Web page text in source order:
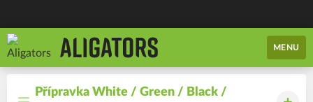
MENU
Přípravka White / Green / Black /